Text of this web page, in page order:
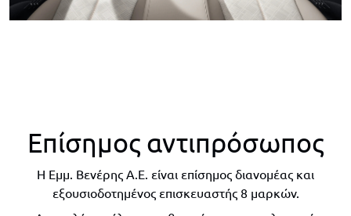
Επίσημος αντιπρόσωπος
Η Εμμ. Βενέρης Α.Ε. είναι επίσημος διανομέας και
εξουσιοδοτημένος επισκευαστής 8 μαρκών.